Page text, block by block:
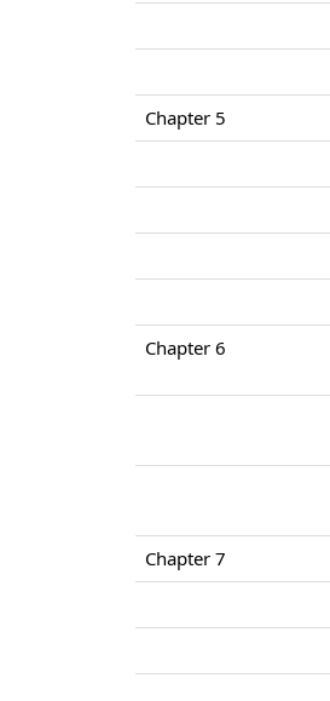
Chapter 5
Chapter 6
Chapter 7